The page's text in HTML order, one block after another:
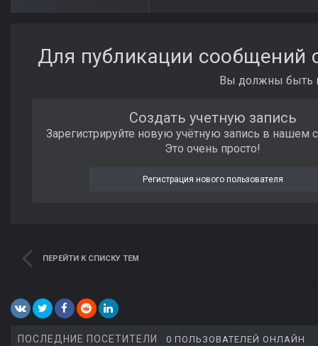
Для публикации сообщений
Вы должны быть
Создать учетную запись
Зарегистрируйте новую учётную запись в нашем
Это очень просто!
Регистрация нового пользователя
ПЕРЕЙТИ К СПИСКУ ТЕМ
ПОСЛЕДНИЕ ПОСЕТИТЕЛИ 0 ПОЛЬЗОВАТЕЛЕЙ ОНЛАЙН